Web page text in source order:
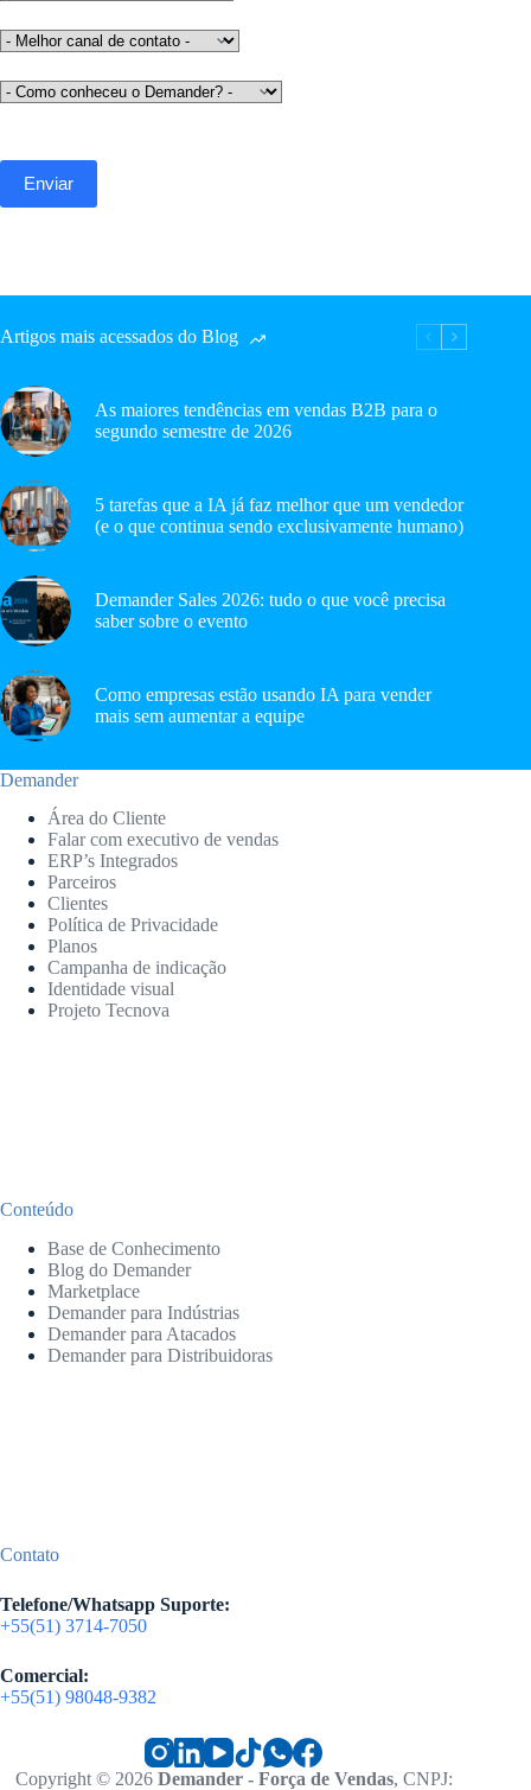
Artigos mais acessados do Blog
As maiores tendências em vendas B2B para o
segundo semestre de 2026
5 tarefas que a IA já faz melhor que um vendedor
(e o que continua sendo exclusivamente humano)
Demander Sales 2026: tudo o que você precisa
saber sobre o evento
Como empresas estão usando IA para vender
mais sem aumentar a equipe
Demander
Área do Cliente
Falar com executivo de vendas
ERP’s Integrados
Parceiros
Clientes
Política de Privacidade
Planos
Campanha de indicação
Identidade visual
Projeto Tecnova
Conteúdo
Base de Conhecimento
Blog do Demander
Marketplace
Demander para Indústrias
Demander para Atacados
Demander para Distribuidoras
Contato
Telefone/Whatsapp Suporte:
+55(51) 3714-7050
Comercial:
+55(51) 98048-9382
Copyright © 2026 Demander - Força de Vendas, CNPJ: